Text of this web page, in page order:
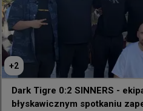
TombStone 5 godzin temu
Dzisiejsze warunki na EWC
najłatwiejszych
@HLTVorg
Kiedy turniej PUBG
otwartych kwalifikacji w
+2
Dark Tigre 0:2 SINNERS -
błyskawicznym spotkaniu